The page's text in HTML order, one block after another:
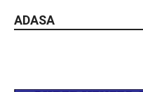
ADASA